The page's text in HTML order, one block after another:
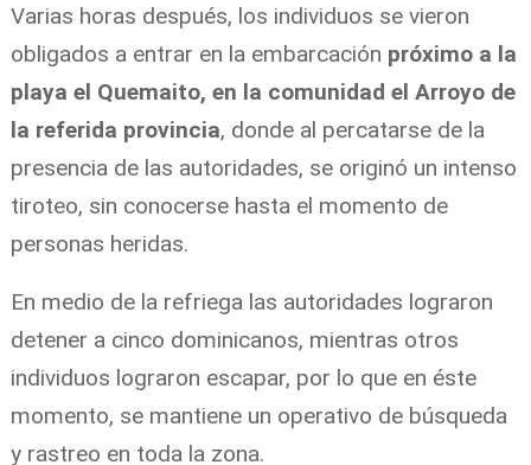
Varias horas después, los individuos se vieron
obligados a entrar en la embarcación próximo a la
playa el Quemaito, en la comunidad el Arroyo de
la referida provincia, donde al percatarse de la
presencia de las autoridades, se originó un intenso
tiroteo, sin conocerse hasta el momento de
personas heridas.
En medio de la refriega las autoridades lograron
detener a cinco dominicanos, mientras otros
individuos lograron escapar, por lo que en éste
momento, se mantiene un operativo de búsqueda
y rastreo en toda la zona.